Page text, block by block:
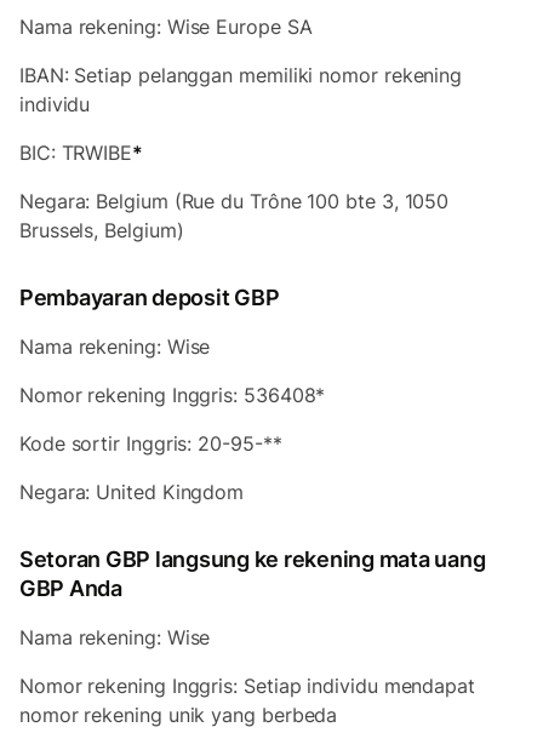
Nama rekening: Wise Europe SA
IBAN: Setiap pelanggan memiliki nomor rekening
individu
BIC: TRWIBE*
Negara: Belgium (Rue du Trône 100 bte 3, 1050
Brussels, Belgium)
Pembayaran deposit GBP
Nama rekening: Wise
Nomor rekening Inggris: 536408*
Kode sortir Inggris: 20-95-**
Negara: United Kingdom
Setoran GBP langsung ke rekening mata uang
GBP Anda
Nama rekening: Wise
Nomor rekening Inggris: Setiap individu mendapat
nomor rekening unik yang berbeda